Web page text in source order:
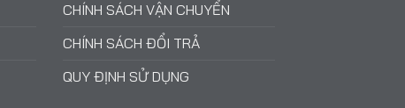
CHÍNH SÁCH VẬN CHUYỂN
CHÍNH SÁCH ĐỔI TRẢ
QUY ĐỊNH SỬ DỤNG